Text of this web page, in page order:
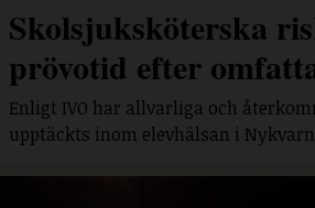
Skolsjuksköterska
prövotid efter
Enligt IVO har allvarliga och
upptäckts inom elevhälsan i